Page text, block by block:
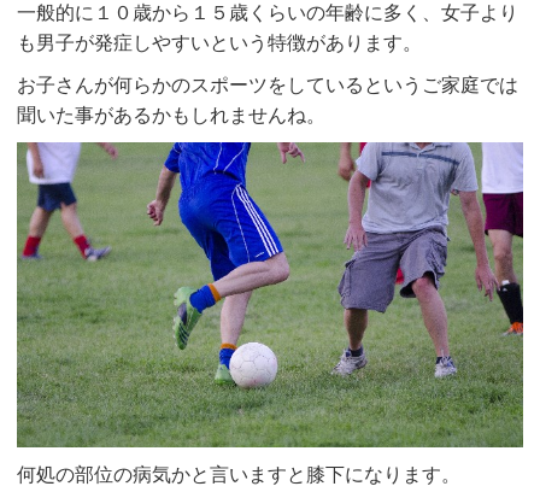
一般的に１０歳から１５歳くらいの年齢に多く、女子より
も男子が発症しやすいという特徴があります。
お子さんが何らかのスポーツをしているというご家庭では
聞いた事があるかもしれませんね。
何処の部位の病気かと言いますと膝下になります。